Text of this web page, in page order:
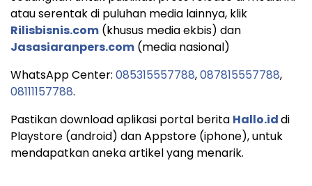
atau serentak di puluhan media lainnya, klik
Rilisbisnis.com (khusus media ekbis) dan
Jasasiaranpers.com (media nasional)
WhatsApp Center: 085315557788,087815557788,
08111157788.
Pastikan download aplikasi portal berita Hallo.iddi
Playstore (android) dan Appstore (iphone), untuk
mendapatkan aneka artikel yang menarik.